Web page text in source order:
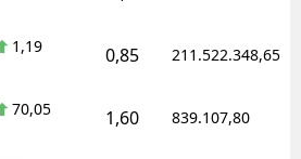
1,19 0,85 211.522.348,65
70,05 1,60 839.107,80